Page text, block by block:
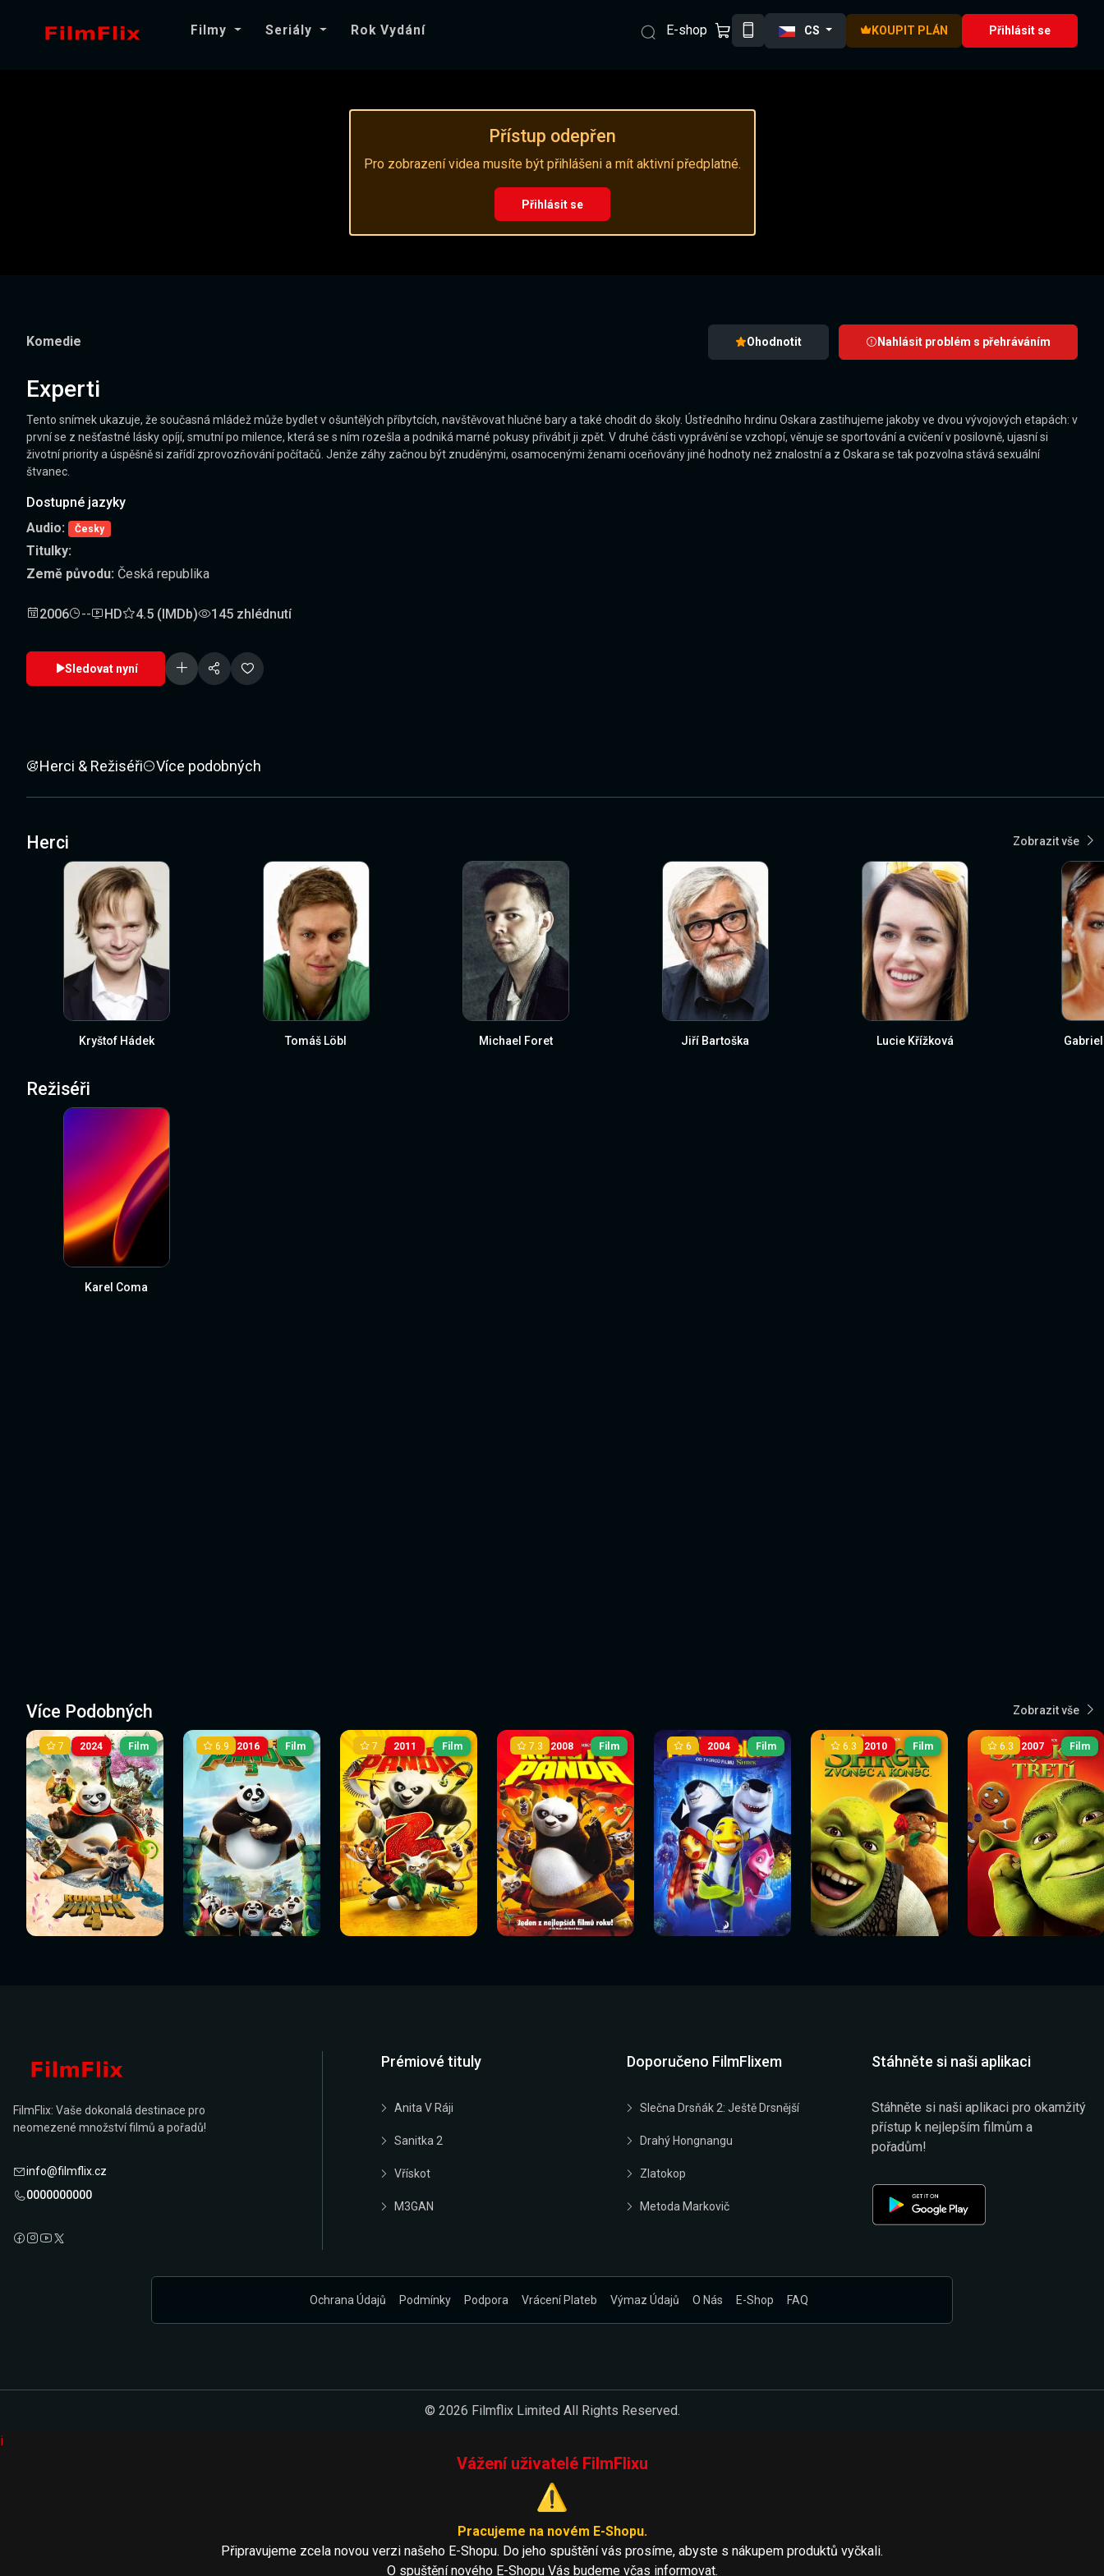
Filmy Seriály Rok Vydání E-shop CS KOUPIT PLÁN Přihlásit se
Přístup odepřen
Pro zobrazení videa musíte být přihlášeni a mít aktivní předplatné.
Přihlásit se
Komedie Ohodnotit Nahlásit problém s přehráváním
Experti
Tento snímek ukazuje, že současná mládež může bydlet v ošuntělých příbytcích, navštěvovat hlučné bary a také chodit do školy. Ústředního hrdinu Oskara zastihujeme jakoby ve dvou vývojových etapách: v
první se z nešťastné lásky opíjí, smutní po milence, která se s ním rozešla a podniká marné pokusy přivábit ji zpět. V druhé části vyprávění se vzchopí, věnuje se sportování a cvičení v posilovně, ujasní si
životní priority a úspěšně si zařídí zprovozňování počítačů. Jenže záhy začnou být znuděnými, osamocenými ženami oceňovány jiné hodnoty než znalostní a z Oskara se tak pozvolna stává sexuální
štvanec.
Dostupné jazyky
Audio:
Česky
Titulky:
Země původu: Česká republika
2006 -- HD 4.5 (IMDb) 145 zhlédnutí
Sledovat nyní
Herci & Režiséři Více podobných
Herci Zobrazit vše
Kryštof Hádek Tomáš Löbl Michael Foret Jiří Bartoška Lucie Křížková
Režiséři
Karel Coma
Více Podobných Zobrazit vše
2024
Sledovat
nyní
7 Film
Sledovat nyní
2016
Sledovat
nyní
6.9 Film
Sledovat nyní
2011
Sledovat
nyní
7 Film
Sledovat nyní
2008
Sledovat
nyní
7.3 Film
Sledovat nyní
2004
Sledovat
nyní
6 Film
Sledovat nyní
2010
Sledovat
nyní
6.3 Film
Sledovat nyní
2007
Sledovat
nyní
6.3 Film
Sledovat nyní
FilmFlix: Vaše dokonalá destinace pro
neomezené množství filmů a pořadů!
info@filmflix.cz
0000000000
Prémiové tituly
Anita V Ráji
Sanitka 2
Vřískot
M3GAN
Doporučeno FilmFlixem
Slečna Drsňák 2: Ještě Drsnější
Drahý Hongnangu
Zlatokop
Metoda Markovič
Stáhněte si naši aplikaci
Stáhněte si naši aplikaci pro okamžitý
přístup k nejlepším filmům a
pořadům!
Ochrana Údajů Podmínky Podpora Vrácení Plateb Výmaz Údajů O Nás E-Shop FAQ
© 2026 Filmflix Limited All Rights Reserved.
i
Vážení uživatelé FilmFlixu
⚠️
Pracujeme na novém E-Shopu.
Připravujeme zcela novou verzi našeho E-Shopu. Do jeho spuštění vás prosíme, abyste s nákupem produktů vyčkali.
O spuštění nového E-Shopu Vás budeme včas informovat.